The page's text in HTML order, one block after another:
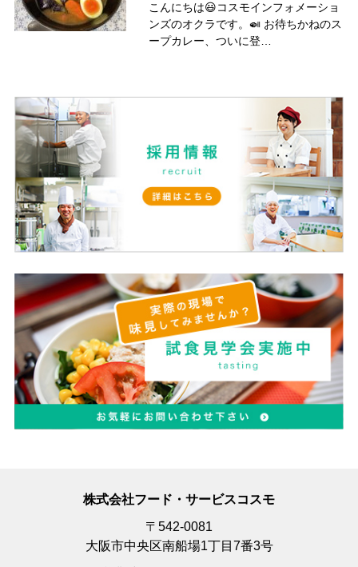
こんにちは😃コスモインフォメーショ
ンズのオクラです。🍛 お待ちかねのス
ープカレー、ついに登…
株式会社フード・サービスコスモ
〒542-0081
大阪市中央区南船場1丁目7番3号